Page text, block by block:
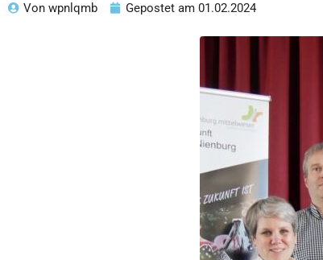
Von wpnlqmb Gepostet am 01.02.2024